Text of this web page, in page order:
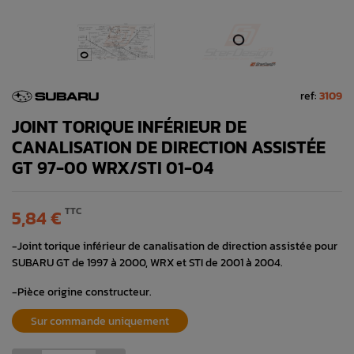
ref:3109
JOINT TORIQUE INFÉRIEUR DE
CANALISATION DE DIRECTION ASSISTÉE
GT 97-00 WRX/STI 01-04
5,84 € TTC
-Joint torique inférieur de canalisation de direction assistée pour
SUBARU GT de 1997 à 2000, WRX et STI de 2001 à 2004.
-Pièce origine constructeur.
Sur commande uniquement